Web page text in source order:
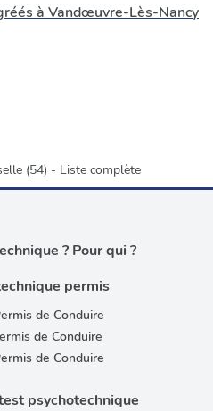
à Vandœuvre-Lès-Nancy
(54) - Liste complète
? Pour qui ?
permis
de Conduire
de Conduire
de Conduire
psychotechnique